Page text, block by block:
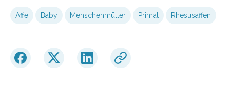
Affe Baby Menschenmütter Primat Rhesusaffen